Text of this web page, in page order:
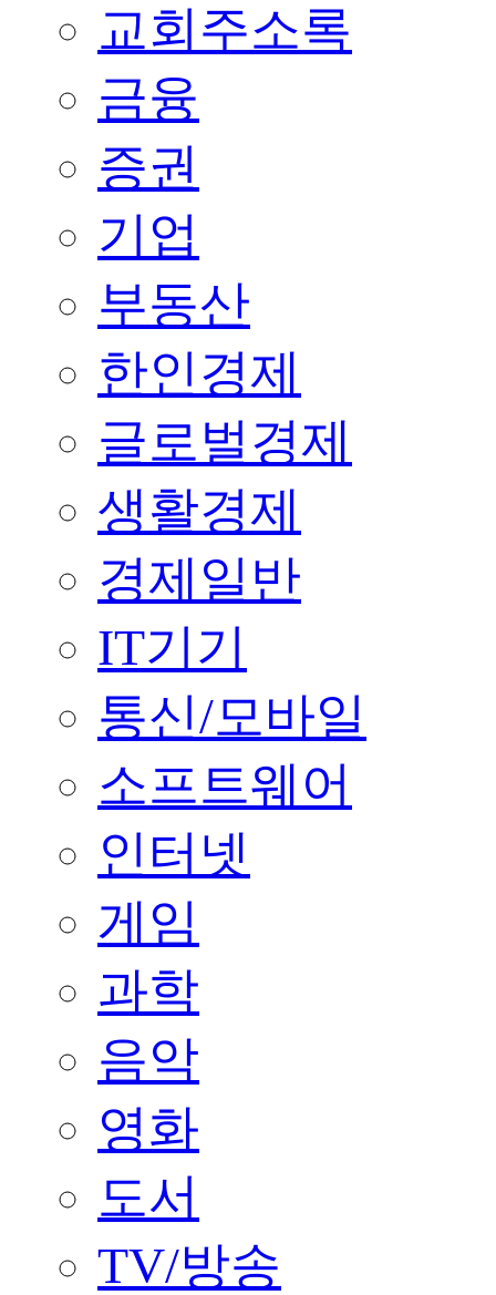
교회주소록
금융
증권
기업
부동산
한인경제
글로벌경제
생활경제
경제일반
IT기기
통신/모바일
소프트웨어
인터넷
게임
과학
음악
영화
도서
TV/방송